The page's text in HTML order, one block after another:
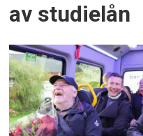
av studielån